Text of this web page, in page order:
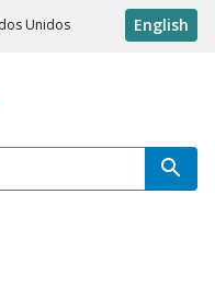
Unidos English